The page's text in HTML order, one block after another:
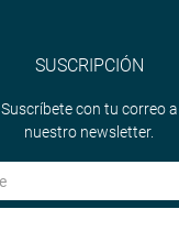
SUSCRIPCIÓN
Suscríbete con tu correo a
nuestro newsletter.